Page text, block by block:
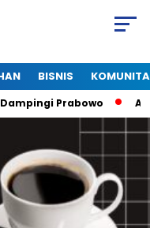
BISNIS
Prabowo